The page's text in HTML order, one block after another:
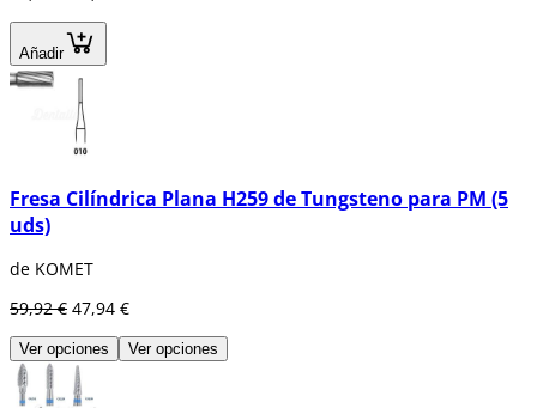
Añadir
Fresa Cilíndrica Plana H259 de Tungsteno para PM (5
uds)
de KOMET
59,92 € 47,94 €
Ver opciones Ver opciones